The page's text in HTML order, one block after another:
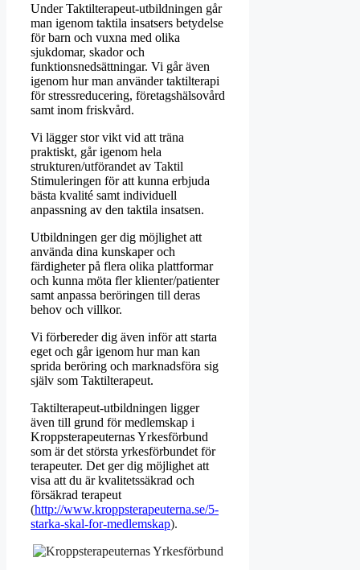
Under Taktilterapeut-utbildningen går
man igenom taktila insatsers betydelse
för barn och vuxna med olika
sjukdomar, skador och
funktionsnedsättningar. Vi går även
igenom hur man använder taktilterapi
för stressreducering, företagshälsovård
samt inom friskvård.
Vi lägger stor vikt vid att träna
praktiskt, går igenom hela
strukturen/utförandet av Taktil
Stimuleringen för att kunna erbjuda
bästa kvalité samt individuell
anpassning av den taktila insatsen.
Utbildningen ger dig möjlighet att
använda dina kunskaper och
färdigheter på flera olika plattformar
och kunna möta fler klienter/patienter
samt anpassa beröringen till deras
behov och villkor.
Vi förbereder dig även inför att starta
eget och går igenom hur man kan
sprida beröring och marknadsföra sig
själv som Taktilterapeut.
Taktilterapeut-utbildningen ligger
även till grund för medlemskap i
Kroppsterapeuternas Yrkesförbund
som är det största yrkesförbundet för
terapeuter. Det ger dig möjlighet att
visa att du är kvalitetssäkrad och
försäkrad terapeut
(http://www.kroppsterapeuterna.se/5-
starka-skal-for-medlemskap).